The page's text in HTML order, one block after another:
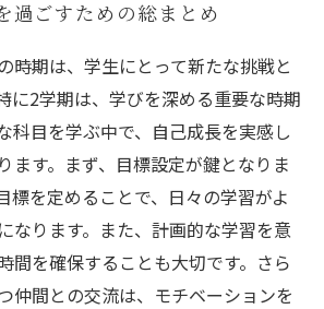
過ごすための総まとめ
時期は、学生にとって新たな挑戦と
に2学期は、学びを深める重要な時期
科目を学ぶ中で、自己成長を実感し
ます。まず、目標設定が鍵となりま
標を定めることで、日々の学習がよ
なります。また、計画的な学習を意
間を確保することも大切です。さら
仲間との交流は、モチベーションを